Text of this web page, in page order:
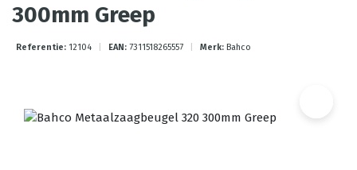
300mm Greep
Referentie: 12104 EAN: 7311518265557 Merk: Bahco